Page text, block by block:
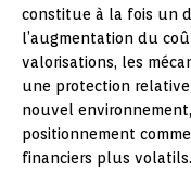
constitue à la fois un
l’augmentation du
valorisations, les
une protection relative
nouvel
positionnement
financiers plus volatils.